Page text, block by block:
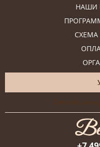
НАШИ
Онлайн-